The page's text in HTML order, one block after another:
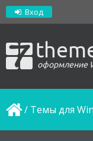
Вход
оформление
/ Темы для